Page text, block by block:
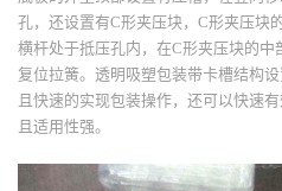
孔，还设置有C形夹压块，C形夹压块
横杆处于抵压孔内，在C形夹压块的
复位拉簧。透明吸塑包装带卡槽结构
且快速的实现包装操作，还可以快速
且适用性强。